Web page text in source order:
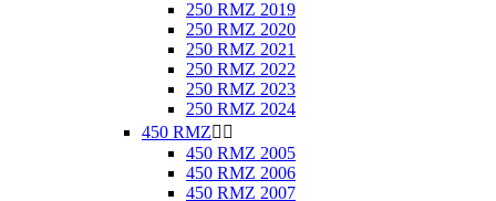
250 RMZ 2019
250 RMZ 2020
250 RMZ 2021
250 RMZ 2022
250 RMZ 2023
250 RMZ 2024
450 RMZ 
450 RMZ 2005
450 RMZ 2006
450 RMZ 2007